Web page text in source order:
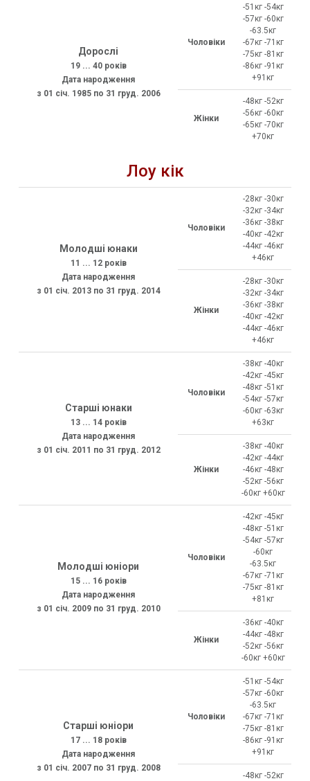
Дорослі
19 ... 40 років
Дата народження
з 01 січ. 1985 по 31 груд. 2006
Чоловіки
-51кг -54кг
-57кг -60кг
-63.5кг
-67кг -71кг
-75кг -81кг
-86кг -91кг
+91кг
Жінки
-48кг -52кг
-56кг -60кг
-65кг -70кг
+70кг
Лоу кік
Молодші юнаки
11 ... 12 років
Дата народження
з 01 січ. 2013 по 31 груд. 2014
Чоловіки
-28кг -30кг
-32кг -34кг
-36кг -38кг
-40кг -42кг
-44кг -46кг
+46кг
Жінки
-28кг -30кг
-32кг -34кг
-36кг -38кг
-40кг -42кг
-44кг -46кг
+46кг
Старші юнаки
13 ... 14 років
Дата народження
з 01 січ. 2011 по 31 груд. 2012
Чоловіки
-38кг -40кг
-42кг -45кг
-48кг -51кг
-54кг -57кг
-60кг -63кг
+63кг
Жінки
-38кг -40кг
-42кг -44кг
-46кг -48кг
-52кг -56кг
-60кг +60кг
Молодші юніори
15 ... 16 років
Дата народження
з 01 січ. 2009 по 31 груд. 2010
Чоловіки
-42кг -45кг
-48кг -51кг
-54кг -57кг
-60кг
-63.5кг
-67кг -71кг
-75кг -81кг
+81кг
Жінки
-36кг -40кг
-44кг -48кг
-52кг -56кг
-60кг +60кг
Старші юніори
17 ... 18 років
Дата народження
з 01 січ. 2007 по 31 груд. 2008
Чоловіки
-51кг -54кг
-57кг -60кг
-63.5кг
-67кг -71кг
-75кг -81кг
-86кг -91кг
+91кг
-48кг -52кг